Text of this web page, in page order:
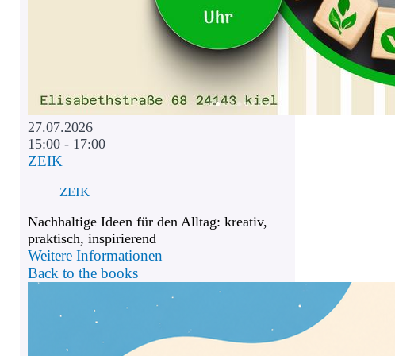
27.07.2026
15:00 - 17:00
ZEIK
ZEIK
Nachhaltige Ideen für den Alltag: kreativ,
praktisch, inspirierend
Weitere Informationen
Back to the books